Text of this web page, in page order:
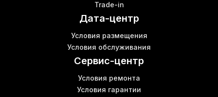
Магазин для майнеров
Асик с водяным охлаждением
Trade-in
Дата-центр
Условия размещения
Условия обслуживания
Сервис-центр
Условия ремонта
Условия гарантии